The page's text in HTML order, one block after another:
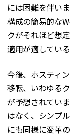
には困難を伴い
構成の簡易的な
クがそれほど想
適用が適してい
今後、ホスティ
移転、いわゆる
が予想されてい
はなく、シンプ
にも同様に変革